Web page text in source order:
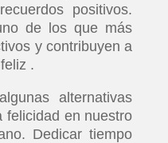
positivos.
de los que más
y contribuyen a
.
alternativas
felicidad en nuestro
Dedicar tiempo